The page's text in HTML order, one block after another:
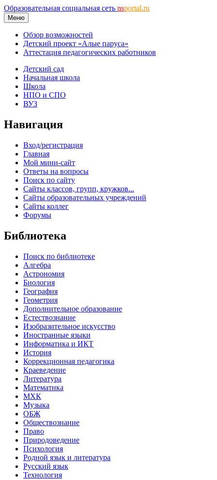
Образовательная социальная сеть nsportal.ru
Меню
Обзор возможностей
Детский проект «Алые паруса»
Аттестация педагогических работников
Детский сад
Начальная школа
Школа
НПО и СПО
ВУЗ
Навигация
Вход/регистрация
Главная
Мой мини-сайт
Ответы на вопросы
Поиск по сайту
Сайты классов, групп, кружков...
Сайты образовательных учреждений
Сайты коллег
Форумы
Библиотека
Поиск по библиотеке
Алгебра
Астрономия
Биология
География
Геометрия
Дополнительное образование
Естествознание
Изобразительное искусство
Иностранные языки
Информатика и ИКТ
История
Коррекционная педагогика
Краеведение
Литература
Математика
МХК
Музыка
ОБЖ
Обществознание
Право
Природоведение
Психология
Родной язык и литература
Русский язык
Технология